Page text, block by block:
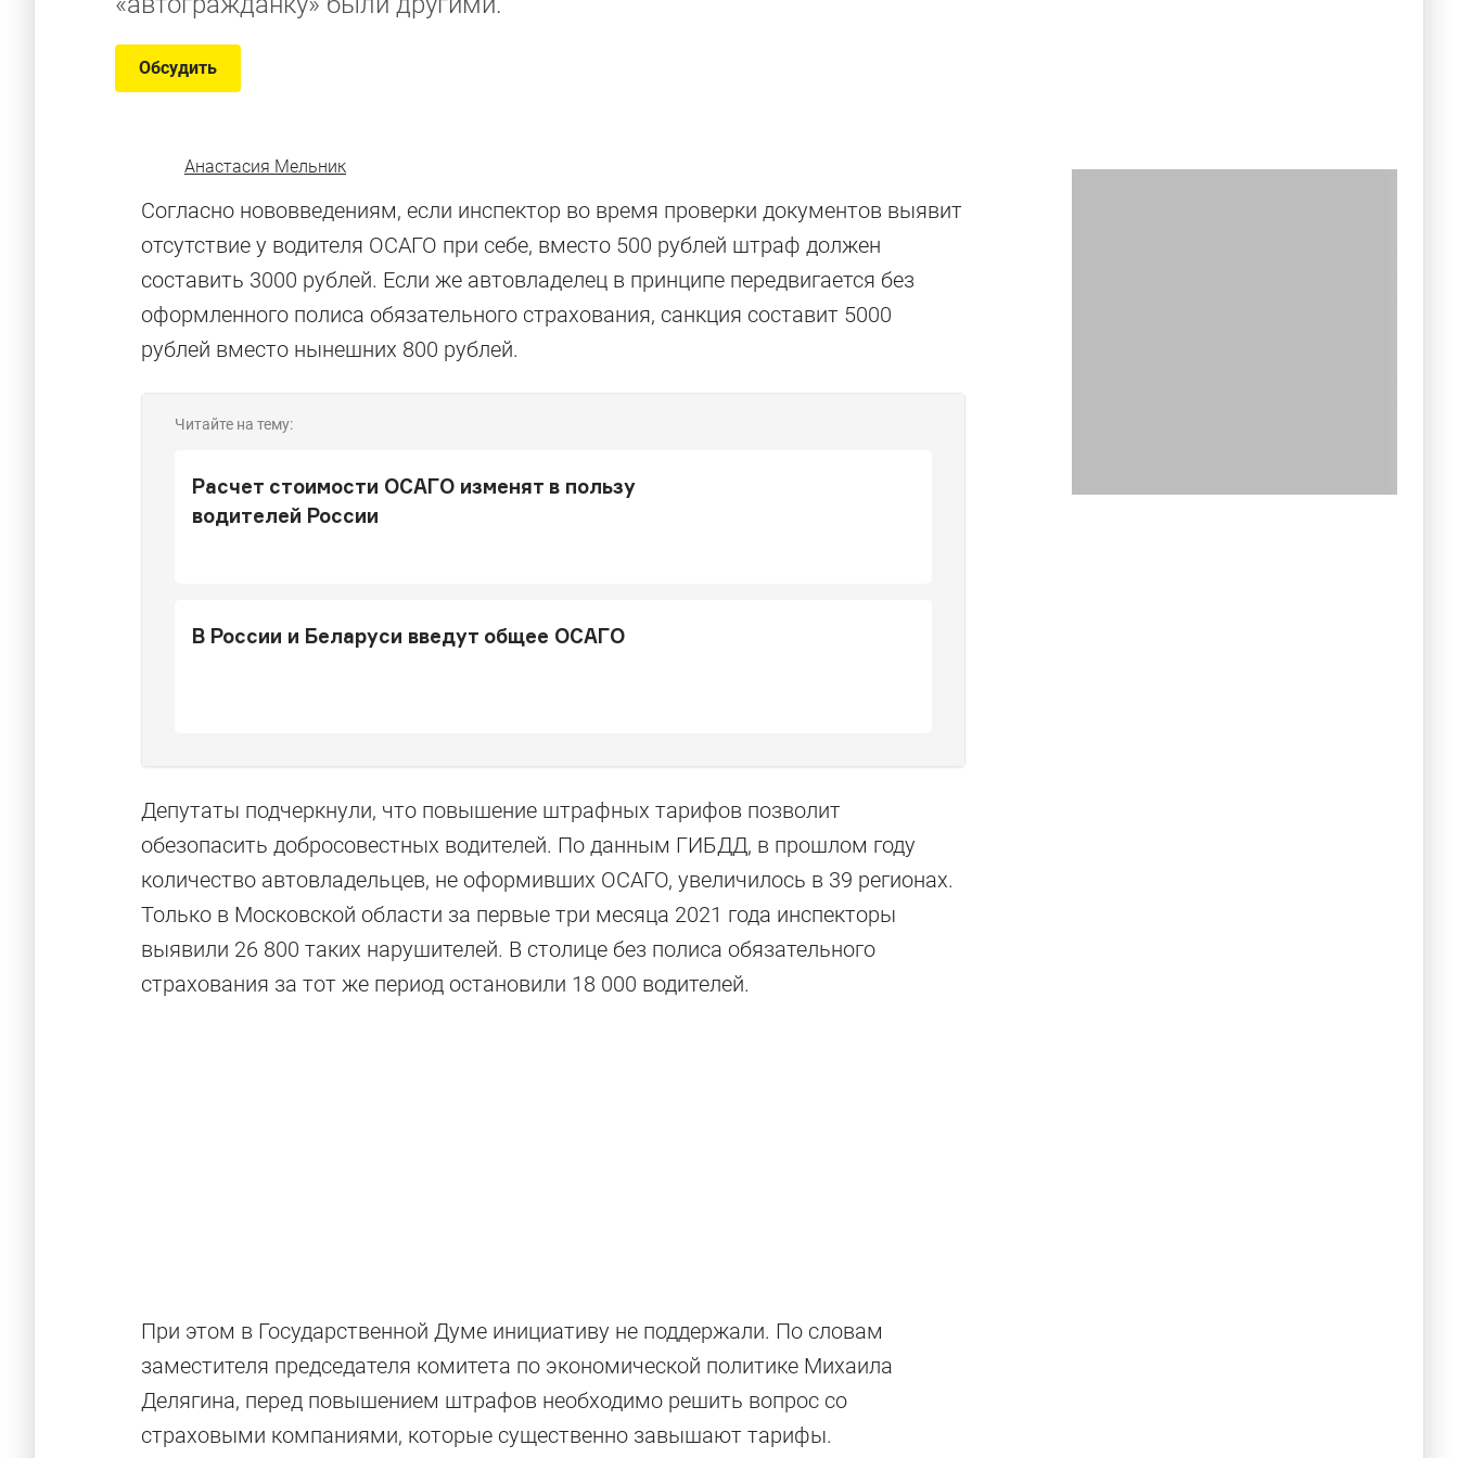
Обсудить
Анастасия Мельник
Согласно нововведениям, если инспектор во время проверки документов выявит
отсутствие у водителя ОСАГО при себе, вместо 500 рублей штраф должен
составить 3000 рублей. Если же автовладелец в принципе передвигается без
оформленного полиса обязательного страхования, санкция составит 5000
рублей вместо нынешних 800 рублей.
Читайте на тему:
Расчет стоимости ОСАГО изменят в пользу
водителей России
В России и Беларуси введут общее ОСАГО
Депутаты подчеркнули, что повышение штрафных тарифов позволит
обезопасить добросовестных водителей. По данным ГИБДД, в прошлом году
количество автовладельцев, не оформивших ОСАГО, увеличилось в 39 регионах.
Только в Московской области за первые три месяца 2021 года инспекторы
выявили 26 800 таких нарушителей. В столице без полиса обязательного
страхования за тот же период остановили 18 000 водителей.
При этом в Государственной Думе инициативу не поддержали. По словам
заместителя председателя комитета по экономической политике Михаила
Делягина, перед повышением штрафов необходимо решить вопрос со
страховыми компаниями, которые существенно завышают тарифы.